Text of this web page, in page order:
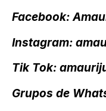
Facebook:
Instagram:
Tik Tok:
Grupos de